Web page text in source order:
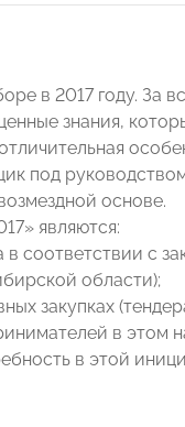
в 2017 году. За
знания,
под
основе.
являются:
соответствии с
области);
закупках
в этом
в этой